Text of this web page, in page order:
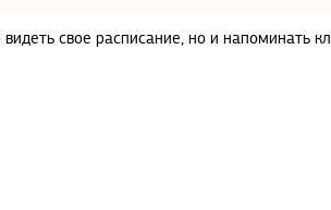
свое расписание, но и напоминать